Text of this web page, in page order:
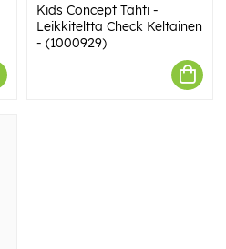
Kids Concept Tähti -
Leikkiteltta Check Keltainen
- (1000929)